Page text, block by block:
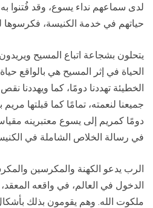
لدى سماعهم نداء يسوع، وقد فُتنوا
حياتهم في خدمة الكنيسة، فكرسوها
يتحلون بشجاعة اتباع المسيح
الحياة في إثر المسيح هي بالواقع
الخطيئة تهددنا دومًا، كما ويهددنا
جميعنا لنعمته، تمامًا كما قبلتها
دومًا كمريم إلى يسوع معتبرينه
في رسالة الخلاص الشاملة في
الرب يدعو الكهنة والمكرسين
الدخول في العالم، في واقعه
ملكوت الله. وهم يقومون بذلك